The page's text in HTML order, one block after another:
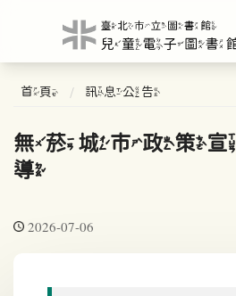
首頁 訊息公告
無菸城市政策宣
導
2026-07-06